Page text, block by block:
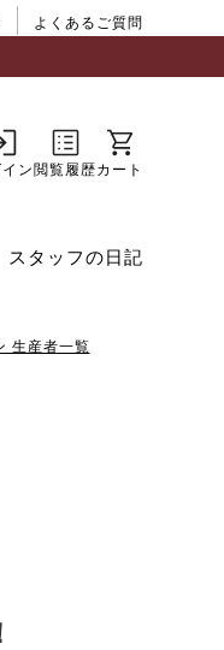
よくあるご質問
スタッフの日記
生産者一覧